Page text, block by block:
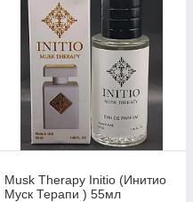
Musk Therapy Initio (Инитио
Муск Терапи ) 55мл